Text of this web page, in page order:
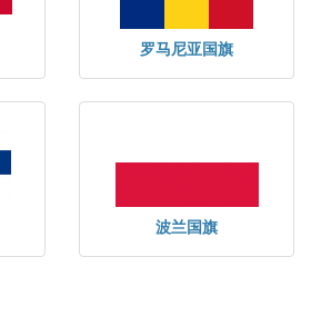
罗马尼亚国旗
波兰国旗